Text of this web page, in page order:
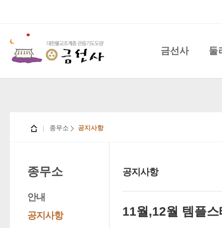
금선사 둘
종무소 공지사항
종무소
안내
공지사항
공지사항
11월,12월 템플